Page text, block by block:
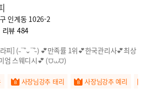
인계동 1026-2
리뷰 484
피] (˵¯͒⌄¯͒˵) 💕만족률 1위💕한국관리사💕최상
엄 스웨디시💕 (⩌⩊⩌)
사장님강추 태리 사장님강추 예리